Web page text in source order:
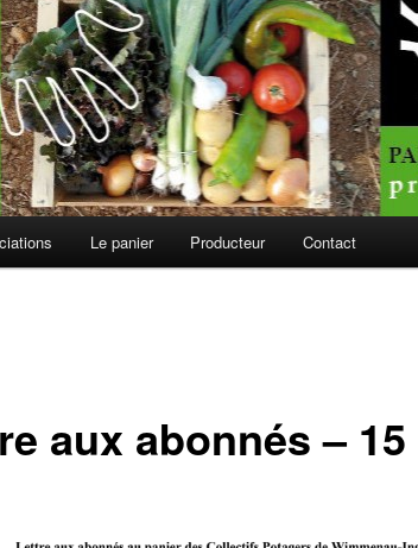
Le panier Producteur Contact
aux abonnés – 15